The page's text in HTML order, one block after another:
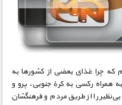
که چرا غذای بعضی از کشورها به
همراه رکسی به کرهٔ جنوبی، پرو و
را از طریق مردم و فرهنگشان